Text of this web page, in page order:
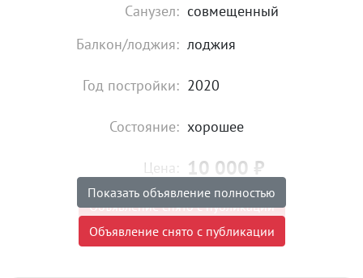
Санузел: совмещенный
Балкон/лоджия: лоджия
Год постройки: 2020
Состояние: хорошее
Цена: 10 000 ₽
Объявление снято с публикации
Комиссия риэлтора: 50%
Показать объявление полностью
Объявление снято с публикации